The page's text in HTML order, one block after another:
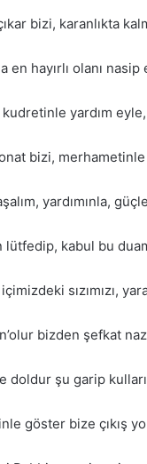
bizi, karanlıkta
en hayırlı olanı nasip
yardım eyle,
bizi,
yardımınla,
lütfedip, kabul bu
sızımızı,
bizden şefkat
doldur şu garip
göster bize çıkış